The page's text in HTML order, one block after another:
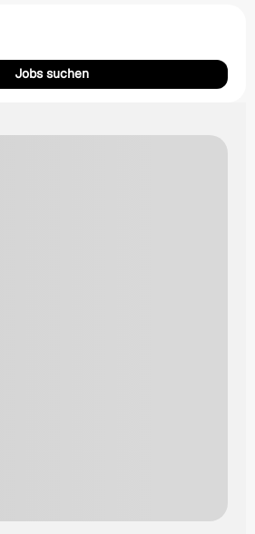
Jobs suchen